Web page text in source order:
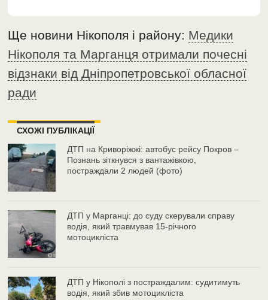
Ще новини Нікополя і району: Медики
Нікополя та Марганця отримали почесні
відзнаки від Дніпропетровської обласної
ради
СХОЖІ ПУБЛІКАЦІЇ
ДТП на Криворіжжі: автобус рейсу Покров –
Познань зіткнувся з вантажівкою,
постраждали 2 людей (фото)
ДТП у Марганці: до суду скерували справу
водія, який травмував 15-річного
мотоцикліста
ДТП у Нікополі з постраждалим: судитимуть
водія, який збив мотоцикліста